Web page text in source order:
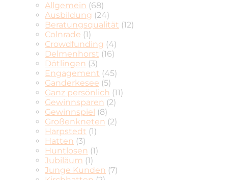
Allgemein (68)
Ausbildung (24)
Beratungsqualität (12)
Colnrade (1)
Crowdfunding (4)
Delmenhorst (16)
Dötlingen (3)
Engagement (45)
Ganderkesee (5)
Ganz persönlich (11)
Gewinnsparen (2)
Gewinnspiel (8)
Großenkneten (2)
Harpstedt (1)
Hatten (3)
Huntlosen (1)
Jubiläum (1)
Junge Kunden (7)